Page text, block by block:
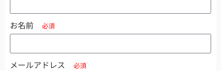
お名前
メールアドレス